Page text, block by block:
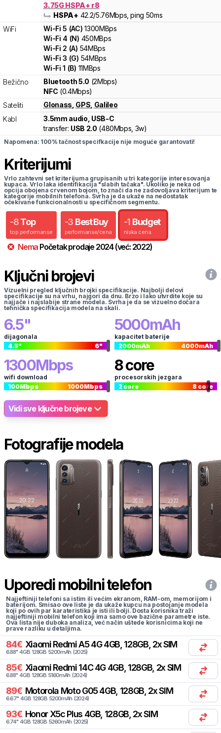
3.75G HSPA+ r8
HSPA+ 42.2/5.76Mbps , ping 50ms
WiFi
Wi-Fi5 (AC) 1300MBps
Wi-Fi 4 (N) 450MBps
Wi-Fi 2 (A) 54MBps
Wi-Fi3 (G) 54MBps
Wi-Fi1 (B) 11MBps
Bežično
Bluetooth 5.0 (2Mbps)
NFC (0.4Mbps)
Sateliti
Glonass GPS Galileo
Kabl
3.5mm audio, USB-C
transfer: USB 2.0 (480Mbps, 3w)
Napomena: 100% tačnost specifkacije nije moguće garantovati!
Kriterijumi
Vrlo zahtevni set kriterijuma grupisanih u tri kategorije interesovanja
kupaca. Vrlo laka identifikacija "slabih tačaka". Ukoliko je neka od
opcija obojena crvenom bojom, to znači da ne zadovoljava kriterijum te
kategorije mobilnih telefona. Svrha je da ukaže na nedostatak
očekivane funkcionalnosti u specifičnom segmentu.
-8 Top
top performanse
-3 Best Buy
performanse/cena
-1 Budget
niska cena
Nema Početak prodaje 2024(već: 2022)
Ključni brojevi
Vizuelni pregled ključnih brojki specifikacije. Najbolji delovi
specifikacije su na vrhu, najgori da dnu. Brzo i lako utvrdite koje su
najjače i najslabije strane modela. Svrha je da se vizuelno dočara
tehnička specifikacija modela na skali.
6.5"
dijagonala
4.5" 6"
5000mAh
kapacitet baterije
2000mAh 4000mAh
1300Mbps
wifi download
100Mbps 1000Mbps
8core
procesorskih jezgara
2 core 8 core
Vidi sve ključne brojeve
Fotografije modela
Uporedi mobilni telefon
Najjeftiniji telefoni sa istim ili većim ekranom, RAM-om, memorijom i
baterijom. Smisao ove liste je da ukaže kupcu na postojanje modela
koji po ovih par karateristika je isti ili bolji. Dosta korisnika traži
najjeftiniji mobilni telefon koji ima samo ove bazične parametre iste.
Ova lista nije duboka analiza, već način uštede korisnicima koji ne
prave razliku u detaljima.
84€ Xiaomi Redmi A5 4G 4GB, 128GB, 2x SIM
6.88" 4GB 128GB 5200mAh (2025)
85€ Xiaomi Redmi 14C 4G 4GB, 128GB, 2x SIM
6.88" 4GB 128GB 5160mAh (2024)
89€ Motorola Moto G05 4GB, 128GB, 2x SIM
6.67" 4GB 128GB 5200mAh (2024)
93€ Honor X5c Plus 4GB, 128GB, 2x SIM
6.74" 4GB 128GB 5260mAh (2025)